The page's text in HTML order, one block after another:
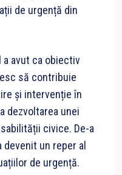
de urgență din
a avut ca obiectiv
să contribuie
și intervenție în
dezvoltarea unei
civice. De-a
devenit un reper al
de urgență.